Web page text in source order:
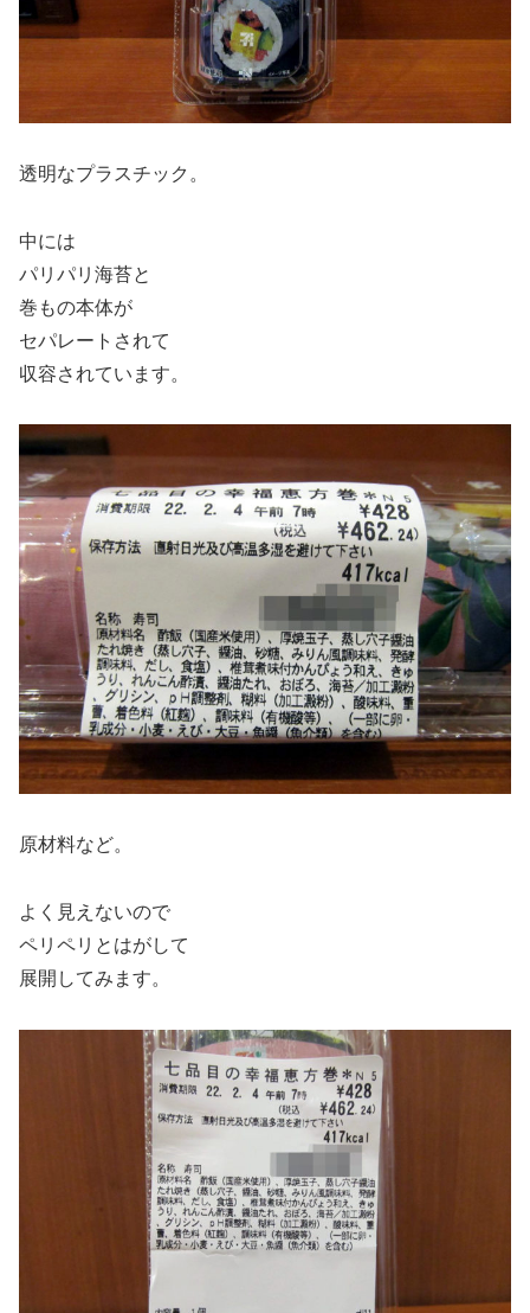
透明なプラスチック。
中には
パリパリ海苔と
巻もの本体が
セパレートされて
収容されています。
原材料など。
よく見えないので
ペリペリとはがして
展開してみます。